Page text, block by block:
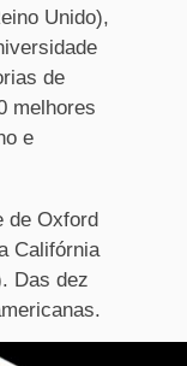
Unido),
de
melhores
e
de Oxford
Califórnia
Das dez